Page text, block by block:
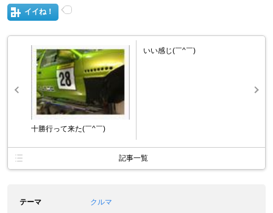
イイね！
十勝行って来た(￣^￣)ゞ
いい感じ(￣^￣)ゞ
記事一覧
テーマ
クルマ